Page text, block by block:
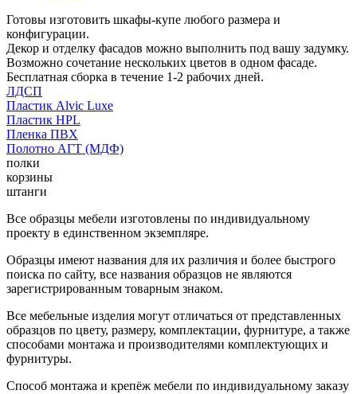
Готовы изготовить шкафы-купе любого размера и
конфигурации.
Декор и отделку фасадов можно выполнить под вашу задумку.
Возможно сочетание нескольких цветов в одном фасаде.
Бесплатная сборка в течение 1-2 рабочих дней.
ЛДСП
Пластик Alvic Luxe
Пластик HPL
Пленка ПВХ
Полотно АГТ (МДФ)
полки
корзины
штанги
Все образцы мебели изготовлены по индивидуальному
проекту в единственном экземпляре.
Образцы имеют названия для их различия и более быстрого
поиска по сайту, все названия образцов не являются
зарегистрированным товарным знаком.
Все мебельные изделия могут отличаться от представленных
образцов по цвету, размеру, комплектации, фурнитуре, а также
способами монтажа и производителями комплектующих и
фурнитуры.
Способ монтажа и крепёж мебели по индивидуальному заказу